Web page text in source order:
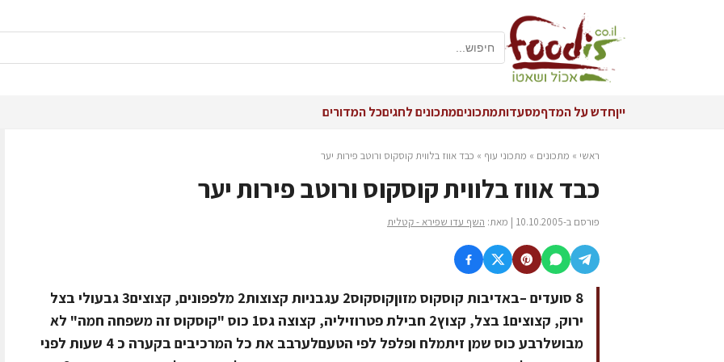
ייןחדש על המדףמסעדותמתכוניםמתכונים לחגיםכל המדורים
ראשי » מתכונים » מתכוני עוף » כבד אווז בלווית קוסקוס ורוטב פירות יער
כבד אווז בלווית קוסקוס ורוטב פירות יער
פורסם ב-10.10.2005 | מאת: השף עדו שפירא - קטלית
8 סועדים –באדיבות קוסקוס מזוןקוסקוס2 עגבניות קצוצות2 מלפפונים, קצוצים3 גבעולי בצל
ירוק, קצוצים1 בצל, קצוץ2 חבילת פטרוזיליה, קצוצה גס1 כוס "קוסקוס זה משפחה חמה" לא
מבושלרבע כוס שמן זיתמלח ופלפל לפי הטעםלערבב את כל המרכיבים בקערה כ 4 שעות לפני